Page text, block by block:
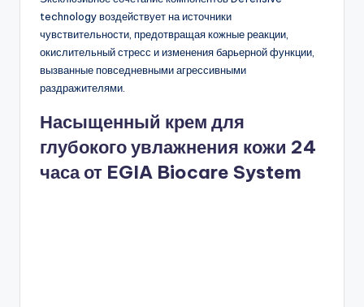
technology воздействует на источники
чувствительности, предотвращая кожные реакции,
окислительный стресс и изменения барьерной функции,
вызванные повседневными агрессивными
раздражителями.
Насыщенный крем для
глубокого увлажнения кожи 24
часа от EGIA Biocare System